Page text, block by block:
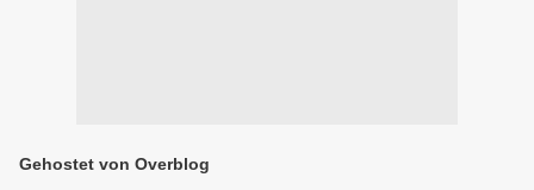
Gehostet von Overblog